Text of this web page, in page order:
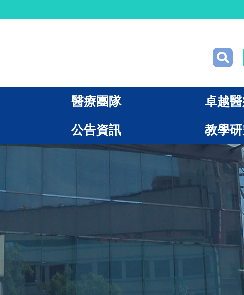
醫療團隊 卓越
公告資訊 教學